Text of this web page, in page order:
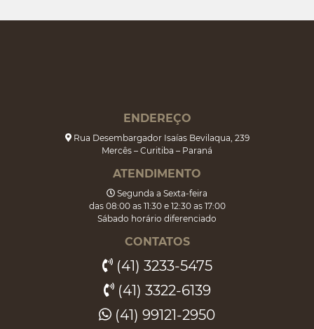
ENDEREÇO
Rua Desembargador Isaías Bevilaqua, 239
Mercês – Curitiba – Paraná
ATENDIMENTO
Segunda a Sexta-feira
das 08:00 as 11:30 e 12:30 as 17:00
Sábado horário diferenciado
CONTATOS
(41) 3233-5475
(41) 3322-6139
(41) 99121-2950